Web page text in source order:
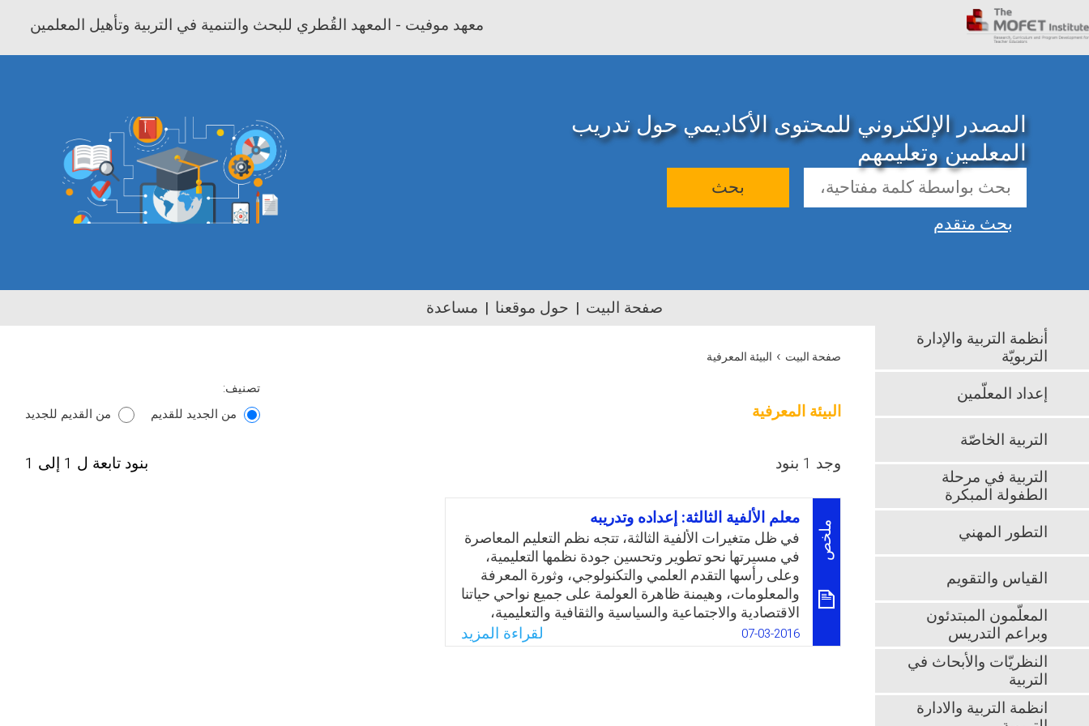
معهد موفيت - المعهد القُطري للبحث والتنمية في التربية وتأهيل المعلمين
المصدر الإلكتروني للمحتوى الأكاديمي حول تدريب
المعلمين وتعليمهم
بحث
بحث متقدم
صفحة البيت حول موقعنا مساعدة
صفحة البيت › البيئة المعرفية
البيئة المعرفية
تصنيف:
من الجديد للقديم
من القديم للجديد
وجد 1 بنود بنود تابعة ل 1 إلى 1
ملخص
معلم الألفية الثالثة: إعداده وتدريبه
في ظل متغيرات الألفية الثالثة، تتجه نظم التعليم المعاصرة
في مسيرتها نحو تطوير وتحسين جودة نظمها التعليمية،
وعلى رأسها التقدم العلمي والتكنولوجي، وثورة المعرفة
والمعلومات، وهيمنة ظاهرة العولمة على جميع نواحي حياتنا
الاقتصادية والاجتماعية والسياسية والثقافية والتعليمية،
وفي ضوء المتغيرات العلمية على صعيد المعرفة التربوية
واستراتيجيات التدريس وتكنولوجيا التعليم وما يحمله
07-03-2016 لقراءة المزيد
أنظمة التربية والإدارة
التربويّة
إعداد المعلّمين
التربية الخاصّة
التربية في مرحلة
الطفولة المبكرة
التطور المهني
القياس والتقويم
المعلّمون المبتدئون
وبراعم التدريس
النظريّات والأبحاث في
التربية
انظمة التربية والادارة